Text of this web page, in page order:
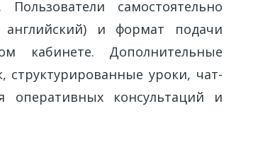
самостоятельно
и формат подачи
кабинете. Дополнительные
уроки, чат-
оперативных консультаций и